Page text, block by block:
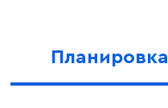
Планировка